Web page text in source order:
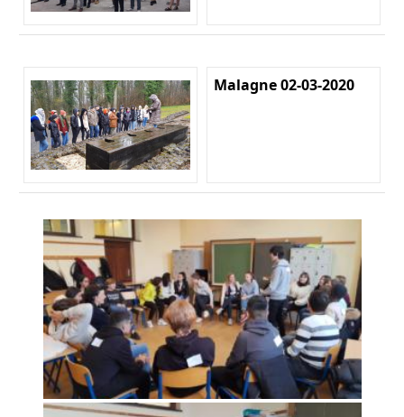
Malagne 02-03-2020